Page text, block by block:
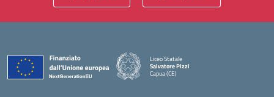
Liceo Statale
Salvatore Pizzi
Capua (CE)
— Visita la pagina iniziale della scuola